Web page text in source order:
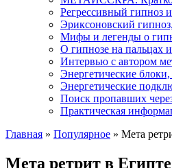
Регрессивный
Эриксоновский
Мифы и легенды о
О гипнозе на пальцах
Интервью с автором
Энергетические
Энергетические
Поиск пропавших
Практическая
Главная » Популярное » Мета
Мета ретрит в